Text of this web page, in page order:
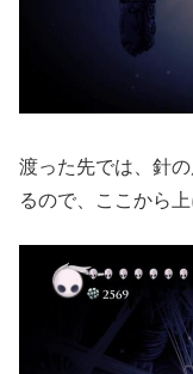
渡った先では、針
るので、ここから